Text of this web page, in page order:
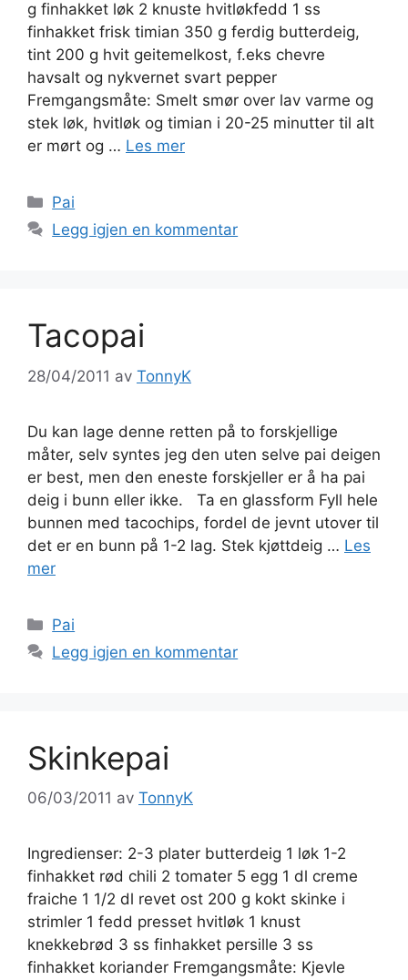
g finhakket løk 2 knuste hvitløkfedd 1 ss
finhakket frisk timian 350 g ferdig butterdeig,
tint 200 g hvit geitemelkost, f.eks chevre
havsalt og nykvernet svart pepper
Fremgangsmåte: Smelt smør over lav varme og
stek løk, hvitløk og timian i 20-25 minutter til alt
er mørt og … Les mer
Kategorier
Pai
Legg igjen en kommentar
Tacopai
28/04/2011 av TonnyK
Du kan lage denne retten på to forskjellige
måter, selv syntes jeg den uten selve pai deigen
er best, men den eneste forskjeller er å ha pai
deig i bunn eller ikke. Ta en glassform Fyll hele
bunnen med tacochips, fordel de jevnt utover til
det er en bunn på 1-2 lag. Stek kjøttdeig … Les
mer
Kategorier
Pai
Legg igjen en kommentar
Skinkepai
06/03/2011 av TonnyK
Ingredienser: 2-3 plater butterdeig 1 løk 1-2
finhakket rød chili 2 tomater 5 egg 1 dl creme
fraiche 1 1/2 dl revet ost 200 g kokt skinke i
strimler 1 fedd presset hvitløk 1 knust
knekkebrød 3 ss finhakket persille 3 ss
finhakket koriander Fremgangsmåte: Kjevle